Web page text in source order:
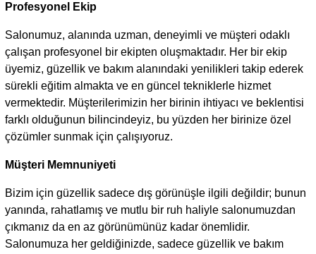
Profesyonel Ekip
Salonumuz, alanında uzman, deneyimli ve müşteri odaklı
çalışan profesyonel bir ekipten oluşmaktadır. Her bir ekip
üyemiz, güzellik ve bakım alanındaki yenilikleri takip ederek
sürekli eğitim almakta ve en güncel tekniklerle hizmet
vermektedir. Müşterilerimizin her birinin ihtiyacı ve beklentisi
farklı olduğunun bilincindeyiz, bu yüzden her birinize özel
çözümler sunmak için çalışıyoruz.
Müşteri Memnuniyeti
Bizim için güzellik sadece dış görünüşle ilgili değildir; bunun
yanında, rahatlamış ve mutlu bir ruh haliyle salonumuzdan
çıkmanız da en az görünümünüz kadar önemlidir.
Salonumuza her geldiğinizde, sadece güzellik ve bakım